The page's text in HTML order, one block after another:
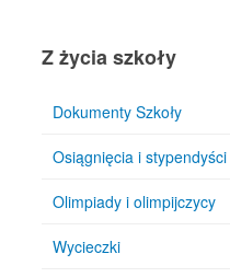
Z życia szkoły
Dokumenty Szkoły
Osiągnięcia i stypendyści
Olimpiady i olimpijczycy
Wycieczki